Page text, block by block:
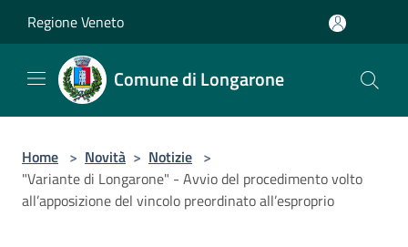
Regione Veneto
Comune di Longarone
Home > Novità > Notizie >
"Variante di Longarone" - Avvio del procedimento volto
all’apposizione del vincolo preordinato all’esproprio